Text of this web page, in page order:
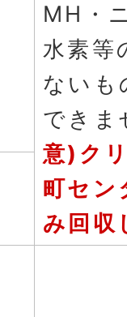
MH・
水素等
ないも
できま
意)ク
町セン
み回収